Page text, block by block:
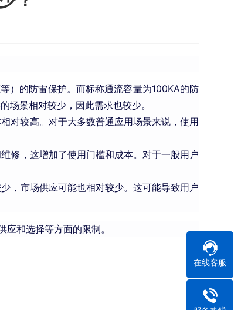
）的防雷保护。而标称通流容量为100KA的防
场景相对较少，因此需求也较少。
对较高。对于大多数普通应用场景来说，使用
修，这增加了使用门槛和成本。对于一般用户
，市场供应可能也相对较少。这可能导致用户
和选择等方面的限制。
在线客服